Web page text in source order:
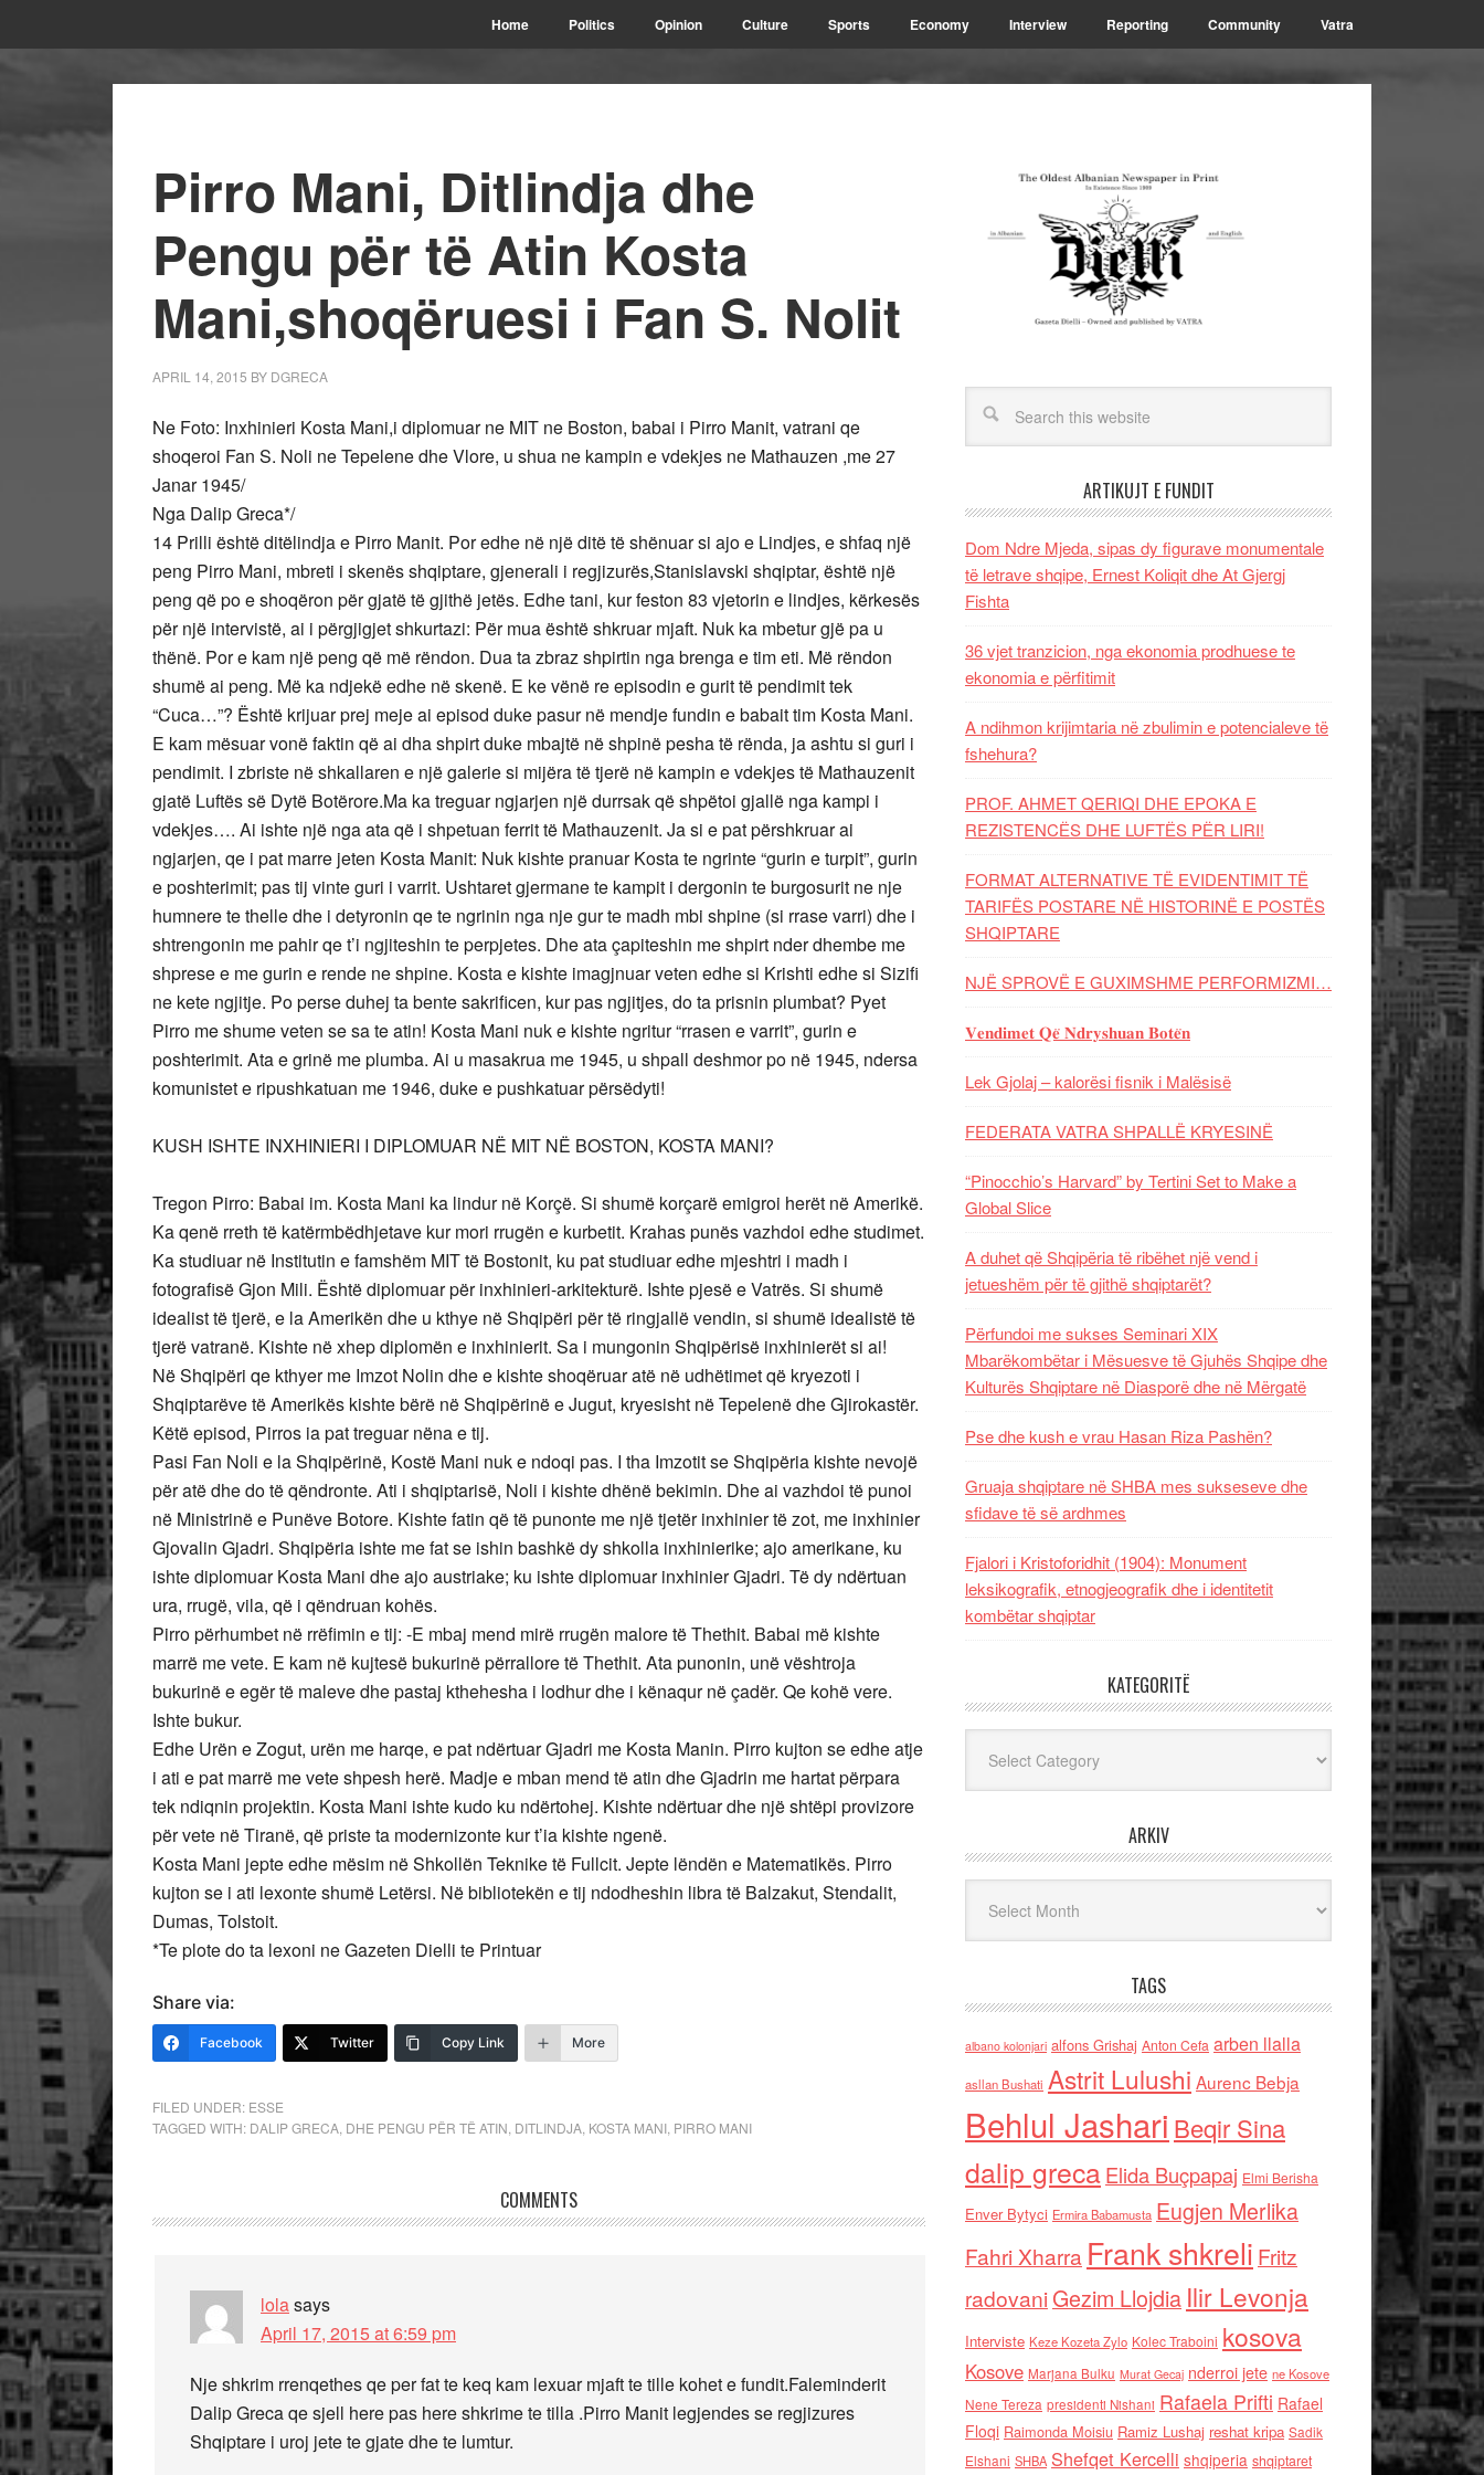
Home Politics Opinion Culture Sports Economy Interview Reporting Community Vatra
Pirro Mani, Ditlindja dhe
Pengu për të Atin Kosta
Mani,shoqëruesi i Fan S. Nolit
APRIL 14, 2015 BY DGRECA
Ne Foto: Inxhinieri Kosta Mani,i diplomuar ne MIT ne Boston, babai i Pirro Manit, vatrani qe
shoqeroi Fan S. Noli ne Tepelene dhe Vlore, u shua ne kampin e vdekjes ne Mathauzen ,me 27
Janar 1945/
Nga Dalip Greca*/
14 Prilli është ditëlindja e Pirro Manit. Por edhe në një ditë të shënuar si ajo e Lindjes, e shfaq një
peng Pirro Mani, mbreti i skenës shqiptare, gjenerali i regjizurës,Stanislavski shqiptar, është një
peng që po e shoqëron për gjatë të gjithë jetës. Edhe tani, kur feston 83 vjetorin e lindjes, kërkesës
për një intervistë, ai i përgjigjet shkurtazi: Për mua është shkruar mjaft. Nuk ka mbetur gjë pa u
thënë. Por e kam një peng që më rëndon. Dua ta zbraz shpirtin nga brenga e tim eti. Më rëndon
shumë ai peng. Më ka ndjekë edhe në skenë. E ke vënë re episodin e gurit të pendimit tek
“Cuca…”? Është krijuar prej meje ai episod duke pasur në mendje fundin e babait tim Kosta Mani.
E kam mësuar vonë faktin që ai dha shpirt duke mbajtë në shpinë pesha të rënda, ja ashtu si guri i
pendimit. I zbriste në shkallaren e një galerie si mijëra të tjerë në kampin e vdekjes të Mathauzenit
gjatë Luftës së Dytë Botërore.Ma ka treguar ngjarjen një durrsak që shpëtoi gjallë nga kampi i
vdekjes…. Ai ishte një nga ata që i shpetuan ferrit të Mathauzenit. Ja si e pat përshkruar ai
ngjarjen, qe i pat marre jeten Kosta Manit: Nuk kishte pranuar Kosta te ngrinte “gurin e turpit”, gurin
e poshterimit; pas tij vinte guri i varrit. Ushtaret gjermane te kampit i dergonin te burgosurit ne nje
humnere te thelle dhe i detyronin qe te ngrinin nga nje gur te madh mbi shpine (si rrase varri) dhe i
shtrengonin me pahir qe t’i ngjiteshin te perpjetes. Dhe ata çapiteshin me shpirt nder dhembe me
shprese e me gurin e rende ne shpine. Kosta e kishte imagjnuar veten edhe si Krishti edhe si Sizifi
ne kete ngjitje. Po perse duhej ta bente sakrificen, kur pas ngjitjes, do ta prisnin plumbat? Pyet
Pirro me shume veten se sa te atin! Kosta Mani nuk e kishte ngritur “rrasen e varrit”, gurin e
poshterimit. Ata e grinë me plumba. Ai u masakrua me 1945, u shpall deshmor po në 1945, ndersa
komunistet e ripushkatuan me 1946, duke e pushkatuar përsëdyti!
KUSH ISHTE INXHINIERI I DIPLOMUAR NË MIT NË BOSTON, KOSTA MANI?
Tregon Pirro: Babai im. Kosta Mani ka lindur në Korçë. Si shumë korçarë emigroi herët në Amerikë.
Ka qenë rreth të katërmbëdhjetave kur mori rrugën e kurbetit. Krahas punës vazhdoi edhe studimet.
Ka studiuar në Institutin e famshëm MIT të Bostonit, ku pat studiuar edhe mjeshtri i madh i
fotografisë Gjon Mili. Është diplomuar për inxhinieri-arkitekturë. Ishte pjesë e Vatrës. Si shumë
idealist të tjerë, e la Amerikën dhe u kthye në Shqipëri për të ringjallë vendin, si shumë idealistë të
tjerë vatranë. Kishte në xhep diplomën e inxhinierit. Sa i mungonin Shqipërisë inxhinierët si ai!
Në Shqipëri qe kthyer me Imzot Nolin dhe e kishte shoqëruar atë në udhëtimet që kryezoti i
Shqiptarëve të Amerikës kishte bërë në Shqipërinë e Jugut, kryesisht në Tepelenë dhe Gjirokastër.
Këtë episod, Pirros ia pat treguar nëna e tij.
Pasi Fan Noli e la Shqipërinë, Kostë Mani nuk e ndoqi pas. I tha Imzotit se Shqipëria kishte nevojë
për atë dhe do të qëndronte. Ati i shqiptarisë, Noli i kishte dhënë bekimin. Dhe ai vazhdoi të punoi
në Ministrinë e Punëve Botore. Kishte fatin që të punonte me një tjetër inxhinier të zot, me inxhinier
Gjovalin Gjadri. Shqipëria ishte me fat se ishin bashkë dy shkolla inxhinierike; ajo amerikane, ku
ishte diplomuar Kosta Mani dhe ajo austriake; ku ishte diplomuar inxhinier Gjadri. Të dy ndërtuan
ura, rrugë, vila, që i qëndruan kohës.
Pirro përhumbet në rrëfimin e tij: -E mbaj mend mirë rrugën malore të Thethit. Babai më kishte
marrë me vete. E kam në kujtesë bukurinë përrallore të Thethit. Ata punonin, unë vështroja
bukurinë e egër të maleve dhe pastaj kthehesha i lodhur dhe i kënaqur në çadër. Qe kohë vere.
Ishte bukur.
Edhe Urën e Zogut, urën me harqe, e pat ndërtuar Gjadri me Kosta Manin. Pirro kujton se edhe atje
i ati e pat marrë me vete shpesh herë. Madje e mban mend të atin dhe Gjadrin me hartat përpara
tek ndiqnin projektin. Kosta Mani ishte kudo ku ndërtohej. Kishte ndërtuar dhe një shtëpi provizore
për vete në Tiranë, që priste ta modernizonte kur t’ia kishte ngenë.
Kosta Mani jepte edhe mësim në Shkollën Teknike të Fullcit. Jepte lëndën e Matematikës. Pirro
kujton se i ati lexonte shumë Letërsi. Në bibliotekën e tij ndodheshin libra të Balzakut, Stendalit,
Dumas, Tolstoit.
*Te plote do ta lexoni ne Gazeten Dielli te Printuar
Share via:
Facebook Twitter Copy Link More
FILED UNDER: ESSE
TAGGED WITH: DALIP GRECA DHE PENGU PËR TË ATIN DITLINDJA KOSTA MANI PIRRO MANI
COMMENTS
lolasays
April 17, 2015 at 6:59 pm
Nje shkrim rrenqethes qe per fat te keq kam lexuar mjaft te tille kohet e fundit.Faleminderit
Dalip Greca qe sjell here pas here shkrime te tilla .Pirro Manit legjendes se regjizures
Shqiptare i uroj jete te gjate dhe te lumtur.
ARTIKUJT E FUNDIT
Dom Ndre Mjeda, sipas dy figurave monumentale
të letrave shqipe, Ernest Koliqit dhe At Gjergj
Fishta
36 vjet tranzicion, nga ekonomia prodhuese te
ekonomia e përfitimit
A ndihmon krijimtaria në zbulimin e potencialeve të
fshehura?
PROF. AHMET QERIQI DHE EPOKA E
REZISTENCЁS DHE LUFTЁS PЁR LIRI!
FORMAT ALTERNATIVE TË EVIDENTIMIT TË
TARIFËS POSTARE NË HISTORINË E POSTËS
SHQIPTARE
NJË SPROVË E GUXIMSHME PERFORMIZMI…
𝐕𝐞𝐧𝐝𝐢𝐦𝐞𝐭 𝐐𝐞̈ 𝐍𝐝𝐫𝐲𝐬𝐡𝐮𝐚𝐧 𝐁𝐨𝐭𝐞̈𝐧
Lek Gjolaj – kalorësi fisnik i Malësisë
FEDERATA VATRA SHPALLË KRYESINË
“Pinocchio’s Harvard” by Tertini Set to Make a
Global Slice
A duhet që Shqipëria të ribëhet një vend i
jetueshëm për të gjithë shqiptarët?
Përfundoi me sukses Seminari XIX
Mbarëkombëtar i Mësuesve të Gjuhës Shqipe dhe
Kulturës Shqiptare në Diasporë dhe në Mërgatë
Pse dhe kush e vrau Hasan Riza Pashën?
Gruaja shqiptare në SHBA mes sukseseve dhe
sfidave të së ardhmes
Fjalori i Kristoforidhit (1904): Monument
leksikografik, etnogjeografik dhe i identitetit
kombëtar shqiptar
KATEGORITË
ARKIV
TAGS
albano kolonjari alfons Grishaj Anton Cefa arben llalla
asllan Bushati Astrit Lulushi Aurenc Bebja
Behlul Jashari Beqir Sina
dalip grecaElida Buçpapaj Elmi Berisha
Enver Bytyci Ermira Babamusta Eugjen Merlika
Fahri Xharra Frank shkreli Fritz
radovaniGezim Llojdia Ilir Levonja
Interviste Keze Kozeta Zylo Kolec Traboini kosova
Kosove Marjana Bulku Murat Gecaj nderroi jete ne Kosove
Nene Tereza presidenti Nishani Rafaela Prifti Rafael
Floqi Raimonda Moisiu Ramiz Lushaj reshat kripa Sadik
Elshani SHBA Shefqet Kercelli shqiperia shqiptaret